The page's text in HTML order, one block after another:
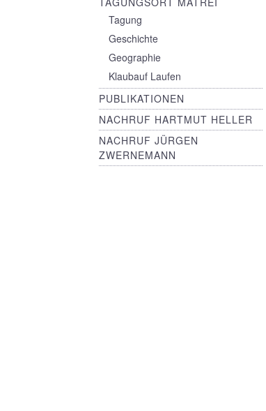
Tagung
Geschichte
Geographie
Klaubauf Laufen
PUBLIKATIONEN
NACHRUF HARTMUT HELLER
NACHRUF JÜRGEN
ZWERNEMANN